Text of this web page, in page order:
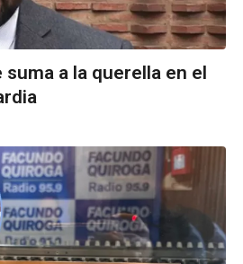
suma a la querella en el